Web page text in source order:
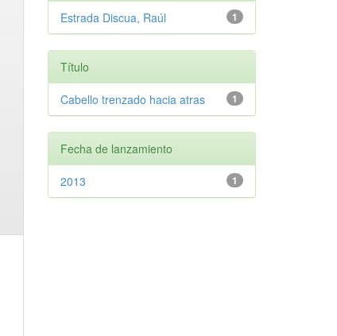
1
Estrada Discua, Raúl
Título
1
Cabello trenzado hacia atras
Fecha de lanzamiento
1
2013